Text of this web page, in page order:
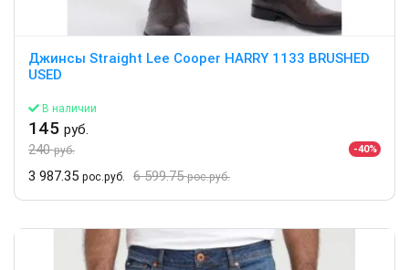
Джинсы Straight Lee Cooper HARRY 1133 BRUSHED
USED
В наличии
145 руб.
240руб. -40%
3 987.35 рос.руб. 6 599.75рос.руб.